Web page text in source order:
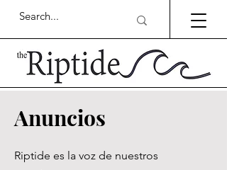
Anuncios
Riptide es la voz de nuestros